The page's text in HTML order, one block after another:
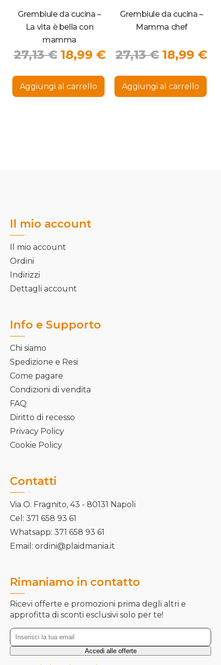
Grembiule da cucina –
La vita è bella con
mamma
27,13€ Il
originale
era:
18,99 €Il
attuale
è:
Aggiungi al carrello
Grembiule da cucina –
Mamma chef
27,13€ Il
originale
era:
18,99€Il
Aggiungi al carrello
Il mio account
Il mio account
Ordini
Indirizzi
Dettagli account
Info e Supporto
Chi siamo
Spedizione e Resi
Come pagare
Condizioni di vendita
FAQ
Diritto di recesso
Privacy Policy
Cookie Policy
Contatti
Via O. Fragnito, 43 - 80131 Napoli
Cel: 371 658 93 61
Whatsapp: 371 658 93 61
Email: ordini@plaidmania.it
Rimaniamo in contatto
Ricevi offerte e promozioni prima degli altri e
approfitta di sconti esclusivi solo per te!